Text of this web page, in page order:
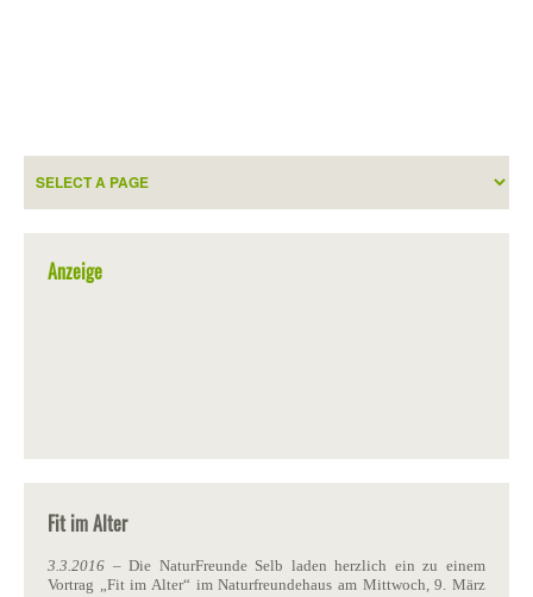
Anzeige
Fit im Alter
3.3.2016 – Die NaturFreunde Selb laden herzlich ein zu einem
Vortrag „Fit im Alter“ im Naturfreundehaus am Mittwoch, 9. März